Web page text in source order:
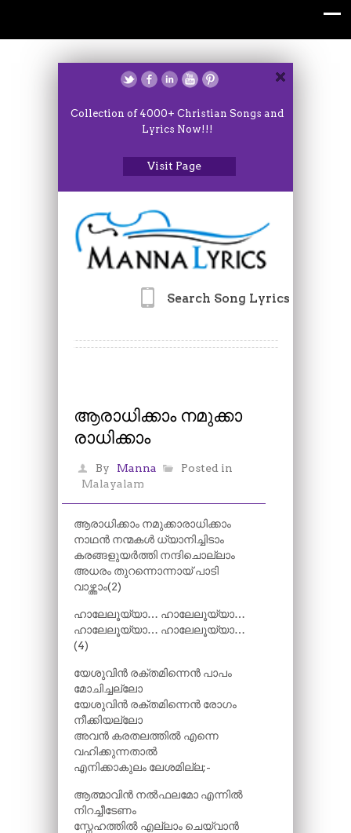
Collection of 4000+ Christian Songs and
Lyrics Now!!!
Visit Page
Search Song Lyrics
ആരാധിക്കാം നമുക്കാ
രാധിക്കാം
By Manna
Posted in
Malayalam
ആരാധിക്കാം നമുക്കാരാധിക്കാം
നാഥൻ നന്മകൾ ധ്യാനിച്ചിടാം
കരങ്ങളുയർത്തി നന്ദിചൊല്ലാം
അധരം തുറന്നൊന്നായ് പാടി
വാഴ്ത്താം(2)
ഹാലേലൂയ്യാ… ഹാലേലൂയ്യാ…
ഹാലേലൂയ്യാ… ഹാലേലൂയ്യാ…
(4)
യേശുവിൻ രക്തമിന്നെൻ പാപം
മോചിച്ചല്ലോ
യേശുവിൻ രക്തമിന്നെൻ രോഗം
നീക്കിയല്ലോ
അവൻ കരതലത്തിൽ എന്നെ
വഹിക്കുന്നതാൽ
എനിക്കാകുലം ലേശമില്ല;-
ആത്മാവിൻ നൽഫലമോ എന്നിൽ
നിറച്ചീടേണം
സ്നേഹത്തിൽ എല്ലാം ചെയ്വാൻ